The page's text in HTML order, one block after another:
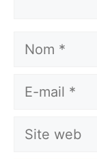
Nom
E-
Site